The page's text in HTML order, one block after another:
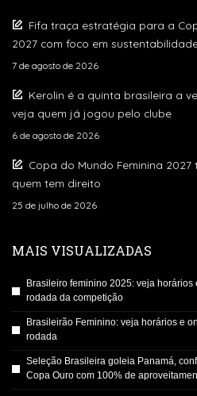
Fifa traça estratégia para a
2027 com foco em
7 de agosto de 2026
Kerolin é a quinta brasileira a
veja quem já jogou pelo clube
6 de agosto de 2026
Copa do Mundo Feminina
quem tem direito
25 de julho de 2026
MAIS VISUALIZADAS
Brasileiro feminino 2025: veja horários
rodada da competição
Brasileirão Feminino: veja horários e
rodada
Seleção Brasileira goleia Panamá,
Copa Ouro com 100% de